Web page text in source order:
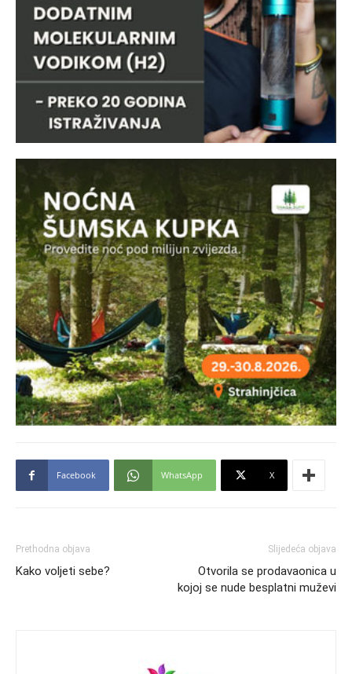
Facebook WhatsApp X
Prethodna objava
Kako voljeti sebe?
Slijedeća objava
Otvorila se prodavaonica u
kojoj se nude besplatni muževi